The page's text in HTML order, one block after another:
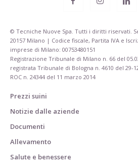
© Tecniche Nuove Spa. Tutti i diritti riservati.
20157 Milano | Codice fiscale, Partita IVA e
imprese di Milano: 00753480151
Registrazione Tribunale di Milano n. 66 del
registrata Tribunale di Bologna n. 4610 del 29-
ROC n. 24344 del 11 marzo 2014
Prezzi suini
Notizie dalle aziende
Documenti
Allevamento
Salute e benessere